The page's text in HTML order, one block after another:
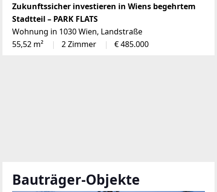
Zukunftssicher investieren in Wiens begehrtem
Stadtteil – PARK FLATS
Wohnung in 1030 Wien, Landstraße
55,52 m²
2 Zimmer € 485.000
Bauträger-Objekte